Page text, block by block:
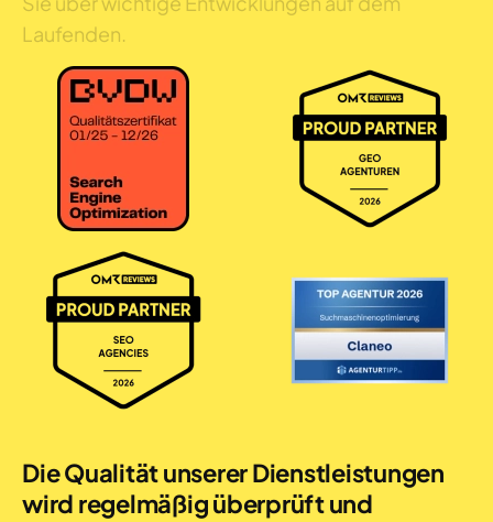
Laufenden.
Die Qualität unserer Dienstleistungen
wird regelmäßig überprüft und